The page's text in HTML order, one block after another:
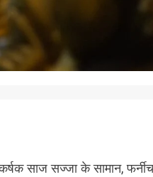
साज सज्जा के सामान,